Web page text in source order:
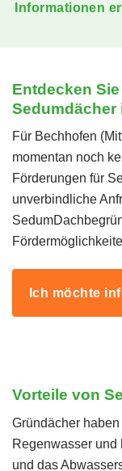
Informationen
Entdecken
Sedumdächer
Für Bechhofen
momentan noch
Förderungen für
unverbindliche
Ich möchte
Vorteile von
Gründächer
Regenwasser und
und das